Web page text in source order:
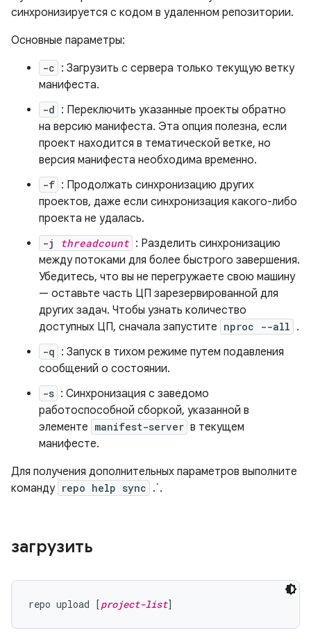
синхронизируется с кодом в удаленном репозитории.
Основные параметры:
-c : Загрузить с сервера только текущую ветку
манифеста.
-d : Переключить указанные проекты обратно
на версию манифеста. Эта опция полезна, если
проект находится в тематической ветке, но
версия манифеста необходима временно.
-f : Продолжать синхронизацию других
проектов, даже если синхронизация какого-либо
проекта не удалась.
-j threadcount : Разделить синхронизацию
между потоками для более быстрого завершения.
Убедитесь, что вы не перегружаете свою машину
— оставьте часть ЦП зарезервированной для
других задач. Чтобы узнать количество
доступных ЦП, сначала запустите nproc --all .
-q : Запуск в тихом режиме путем подавления
сообщений о состоянии.
-s : Синхронизация с заведомо
работоспособной сборкой, указанной в
элементе manifest-server в текущем
манифесте.
Для получения дополнительных параметров выполните
команду repo help sync .`.
загрузить
repo upload [project-list